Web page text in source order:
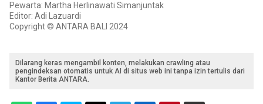
Pewarta: Martha Herlinawati Simanjuntak
Editor: Adi Lazuardi
Copyright © ANTARA BALI 2024
Dilarang keras mengambil konten, melakukan crawling atau
pengindeksan otomatis untuk AI di situs web ini tanpa izin tertulis dari
Kantor Berita ANTARA.